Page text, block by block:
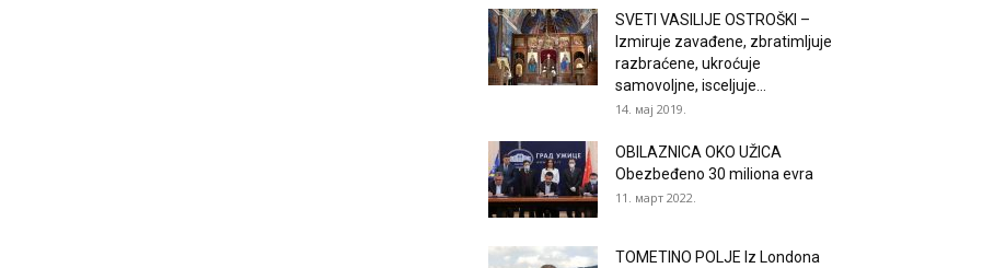
SVETI VASILIJE OSTROŠKI –
Izmiruje zavađene, zbratimljuje
razbraćene, ukroćuje
samovoljne, isceljuje...
14. мај 2019.
OBILAZNICA OKO UŽICA
Obezbeđeno 30 miliona evra
11. март 2022.
TOMETINO POLJE Iz Londona